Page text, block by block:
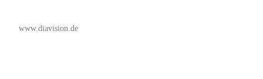
www.diavision.de